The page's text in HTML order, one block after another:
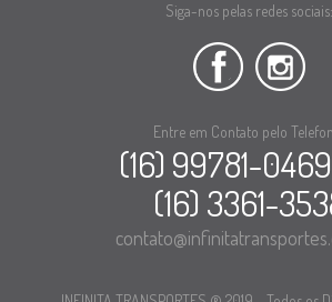
Siga-nos pelas redes sociais:
Entre em Contato pelo
(16) 99781-0469
(16) 3361-